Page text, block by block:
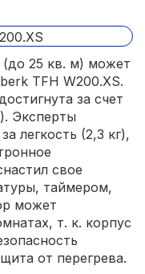
25 кв. м) может
TFH W200.XS.
за счет
Эксперты
легкость (2,3 кг),
свое
таймером,
может
т. к. корпус
от перегрева.